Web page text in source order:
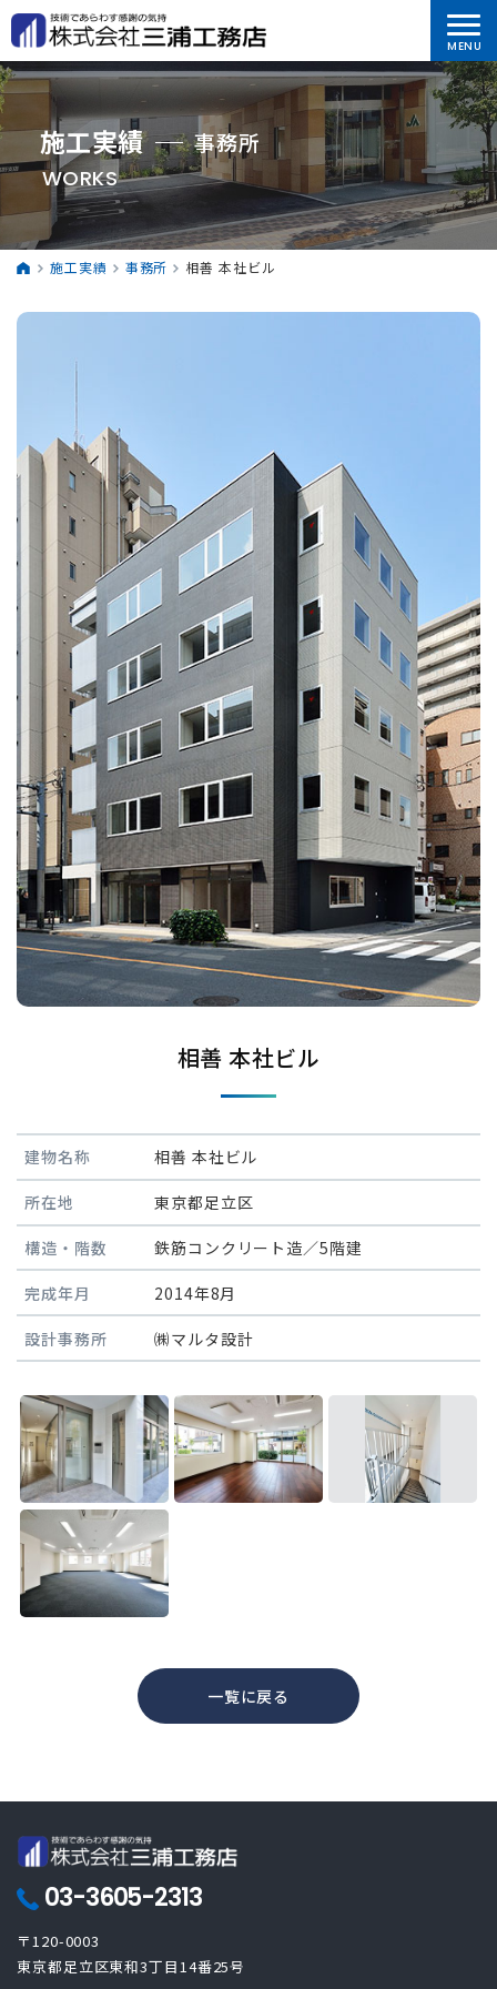
施工実績 事務所
WORKS
施工実績 事務所 相善 本社ビル
相善 本社ビル
建物名称 相善 本社ビル
所在地 東京都足立区
構造・階数 鉄筋コンクリート造／5階建
完成年月 2014年8月
設計事務所 ㈱マルタ設計
一覧に戻る
03-3605-2313
〒120-0003
東京都足立区東和3丁目14番25号